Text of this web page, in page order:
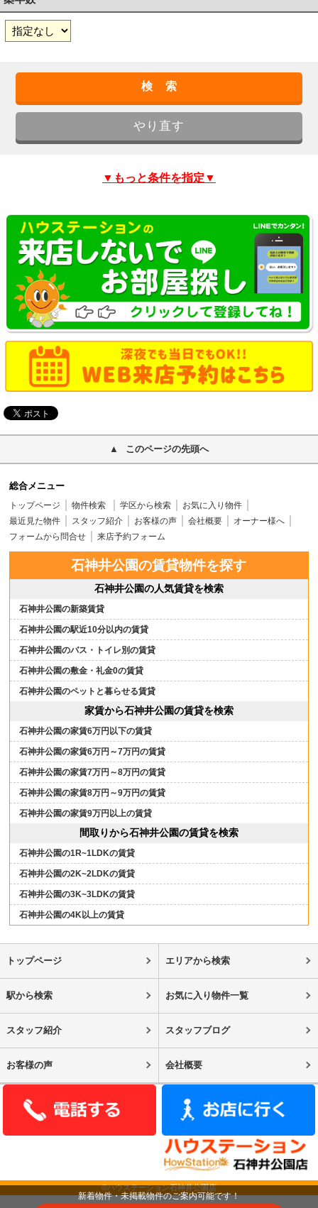
▼もっと条件を指定▼
このページの先頭へ
総合メニュー
トップページ 物件検索 学区から検索
お気に入り物件
最近見た物件
スタッフ紹介 お客様の声 会社概要
オーナー様へ
フォームから問合せ
来店予約フォーム
石神井公園の賃貸物件を探す
石神井公園の人気賃貸を検索
石神井公園の新築賃貸
石神井公園の駅近10分以内の賃貸
石神井公園のバス・トイレ別の賃貸
石神井公園の敷金・礼金0の賃貸
石神井公園のペットと暮らせる賃貸
家賃から石神井公園の賃貸を検索
石神井公園の家賃6万円以下の賃貸
石神井公園の家賃6万円～7万円の賃貸
石神井公園の家賃7万円～8万円の賃貸
石神井公園の家賃8万円～9万円の賃貸
石神井公園の家賃9万円以上の賃貸
間取りから石神井公園の賃貸を検索
石神井公園の1R~1LDKの賃貸
石神井公園の2K~2LDKの賃貸
石神井公園の3K~3LDKの賃貸
石神井公園の4K以上の賃貸
トップページ エリアから検索
駅から検索 お気に入り物件一覧
スタッフ紹介 スタッフブログ
お客様の声 会社概要
©ハウステーション石神井公園店
新着物件・未掲載物件のご案内可能です！